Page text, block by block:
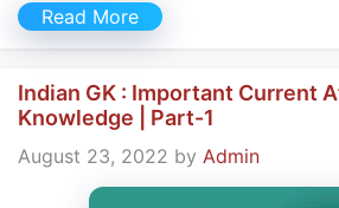
Read More
Indian GK : Important Current
Knowledge | Part-1
August 23, 2022 by Admin